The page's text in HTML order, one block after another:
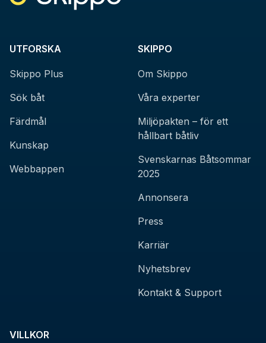
UTFORSKA
Skippo Plus
Sök båt
Färdmål
Kunskap
Webbappen
SKIPPO
Om Skippo
Våra experter
Miljöpakten – för ett
hållbart båtliv
Svenskarnas Båtsommar
2025
Annonsera
Press
Karriär
Nyhetsbrev
Kontakt & Support
VILLKOR